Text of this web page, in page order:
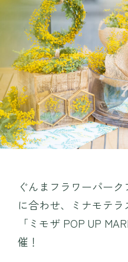
花図鑑
FLOWER HALL CAFE
TEIEN茶房
MINAMO DELI CAFE /
MINAMO MARKET /
プレイ
園内マップ
営業時間・料金
団体入園
アクセス
お知らせ・コラム
採用情報
よくある質問
ぐんまフラワーパーク
に合わせ、ミナモテ
「ミモザ POP UP
催！